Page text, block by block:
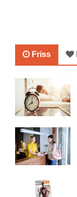
Friss